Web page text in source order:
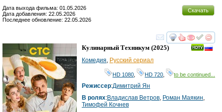
Скачать
Дата выхода фильма: 01.05.2026
Дата добавления: 22.05.2026
Последнее обновление: 22.05.2026
смотреть
Кулинарный Техникум (2025)
Комедия Русский сериал
HD 1080 HD 720 to be continued...
Режиссер:Димитрий Ян
В ролях:Владислав Ветров Роман Маякин
Тимофей Кочнев